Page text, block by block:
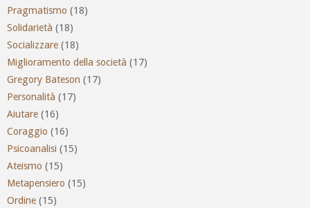
Pragmatismo (18)
Solidarietà (18)
Socializzare (18)
Miglioramento della società (17)
Gregory Bateson (17)
Personalità (17)
Aiutare (16)
Coraggio (16)
Psicoanalisi (15)
Ateismo (15)
Metapensiero (15)
Ordine (15)